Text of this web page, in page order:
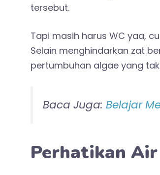
tersebut.
Tapi masih harus WC yaa,
Selain menghindarkan zat
pertumbuhan algae yang
Baca Juga: Belajar
Perhatikan